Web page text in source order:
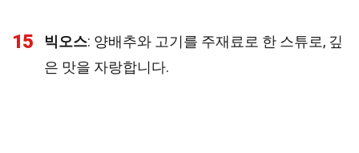
15 빅오스: 양배추와 고기를 주재료로 한 스튜로, 깊
은 맛을 자랑합니다.